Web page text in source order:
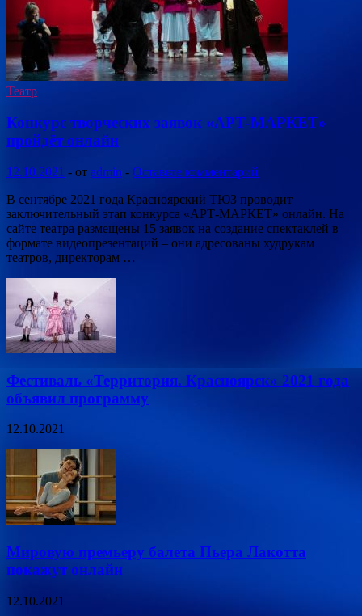
Театр
Конкурс творческих заявок «АРТ-МАРКЕТ»
пройдёт онлайн
12.10.2021 - от admin - Оставьте комментарий
В сентябре 2021 года Красноярский ТЮЗ проводит
заключительный этап конкурса «АРТ-МАРКЕТ» онлайн. На
сайте театра размещены 15 заявок на создание спектаклей в
формате видеопрезентаций – они адресованы худрукам
театров, директорам …
Фестиваль «Территория. Красноярск» 2021 года
объявил программу
12.10.2021
Мировую премьеру балета Пьера Лакотта
покажут онлайн
12.10.2021